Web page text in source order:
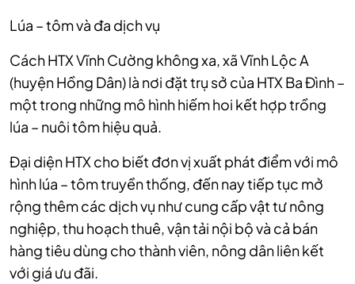
Lúa – tôm và đa dịch vụ
Cách HTX Vĩnh Cường không xa, xã Vĩnh Lộc A
(huyện Hồng Dân) là nơi đặt trụ sở của HTX Ba Đình –
một trong những mô hình hiếm hoi kết hợp trồng
lúa – nuôi tôm hiệu quả.
Đại diện HTX cho biết đơn vị xuất phát điểm với mô
hình lúa – tôm truyền thống, đến nay tiếp tục mở
rộng thêm các dịch vụ như cung cấp vật tư nông
nghiệp, thu hoạch thuê, vận tải nội bộ và cả bán
hàng tiêu dùng cho thành viên, nông dân liên kết
với giá ưu đãi.